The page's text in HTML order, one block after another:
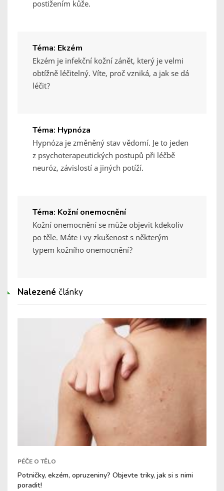
postižením kůže.
Téma: Ekzém
Ekzém je infekční kožní zánět, který je velmi
obtížně léčitelný. Víte, proč vzniká, a jak se dá
léčit?
Téma: Hypnóza
Hypnóza je změněný stav vědomí. Je to jeden
z psychoterapeutických postupů při léčbě
neuróz, závislostí a jiných potíží.
Téma: Kožní onemocnění
Kožní onemocnění se může objevit kdekoliv
po těle. Máte i vy zkušenost s některým
typem kožního onemocnění?
Nalezené články
PÉČE O TĚLO
Potničky, ekzém, opruzeniny? Objevte triky, jak si s nimi
poradit!